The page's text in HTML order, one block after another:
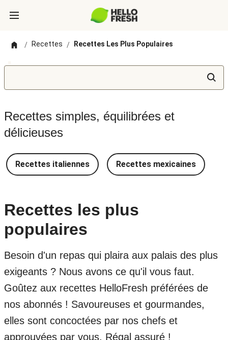
/ Recettes / Recettes Les Plus Populaires
Recettes simples, équilibrées et
délicieuses
Recettes italiennes Recettes mexicaines
Recettes les plus
populaires
Besoin d'un repas qui plaira aux palais des plus
exigeants ? Nous avons ce qu'il vous faut.
Goûtez aux recettes HelloFresh préférées de
nos abonnés ! Savoureuses et gourmandes,
elles sont concoctées par nos chefs et
approuvées par vous. Régal assuré !